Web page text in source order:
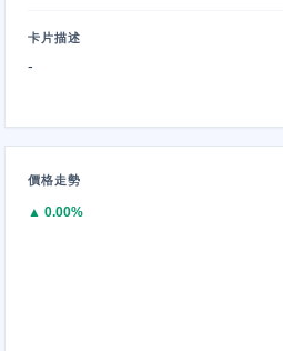
卡片描述
-
價格走勢
▲ 0.00%